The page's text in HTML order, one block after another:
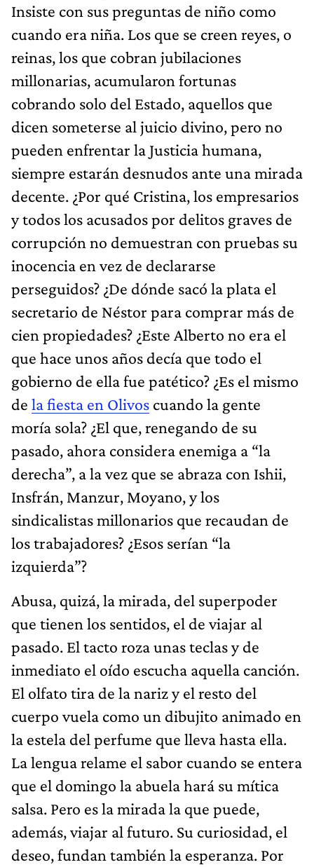
Insiste con sus preguntas de niño como
cuando era niña. Los que se creen reyes, o
reinas, los que cobran jubilaciones
millonarias, acumularon fortunas
cobrando solo del Estado, aquellos que
dicen someterse al juicio divino, pero no
pueden enfrentar la Justicia humana,
siempre estarán desnudos ante una mirada
decente. ¿Por qué Cristina, los empresarios
y todos los acusados por delitos graves de
corrupción no demuestran con pruebas su
inocencia en vez de declararse
perseguidos? ¿De dónde sacó la plata el
secretario de Néstor para comprar más de
cien propiedades? ¿Este Alberto no era el
que hace unos años decía que todo el
gobierno de ella fue patético? ¿Es el mismo
de la fiesta en Olivos cuando la gente
moría sola? ¿El que, renegando de su
pasado, ahora considera enemiga a “la
derecha”, a la vez que se abraza con Ishii,
Insfrán, Manzur, Moyano, y los
sindicalistas millonarios que recaudan de
los trabajadores? ¿Esos serían “la
izquierda”?
Abusa, quizá, la mirada, del superpoder
que tienen los sentidos, el de viajar al
pasado. El tacto roza unas teclas y de
inmediato el oído escucha aquella canción.
El olfato tira de la nariz y el resto del
cuerpo vuela como un dibujito animado en
la estela del perfume que lleva hasta ella.
La lengua relame el sabor cuando se entera
que el domingo la abuela hará su mítica
salsa. Pero es la mirada la que puede,
además, viajar al futuro. Su curiosidad, el
deseo, fundan también la esperanza. Por